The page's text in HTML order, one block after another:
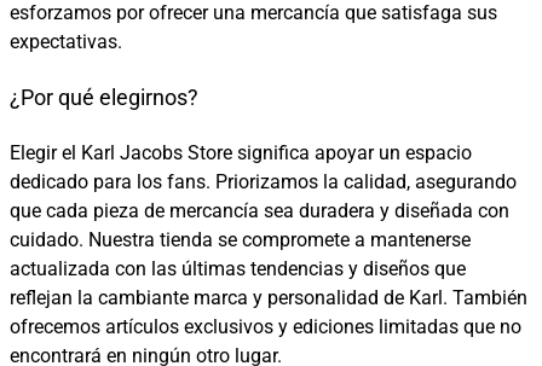
esforzamos por ofrecer una mercancía que satisfaga sus
expectativas.
¿Por qué elegirnos?
Elegir el Karl Jacobs Store significa apoyar un espacio
dedicado para los fans. Priorizamos la calidad, asegurando
que cada pieza de mercancía sea duradera y diseñada con
cuidado. Nuestra tienda se compromete a mantenerse
actualizada con las últimas tendencias y diseños que
reflejan la cambiante marca y personalidad de Karl. También
ofrecemos artículos exclusivos y ediciones limitadas que no
encontrará en ningún otro lugar.